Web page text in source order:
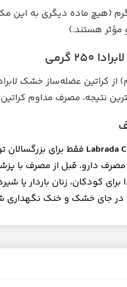
(هیچ ماده دیگری به این
مؤثر هستند.)
گرمی
نتیجه، مصرف مداوم
Labrada فقط برای
مصرف دارو، قبل از مصرف با
برای کودکان، زنان باردار یا
در جای خشک و خنک نگهداری